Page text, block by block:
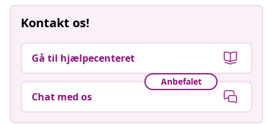
Kontakt os!
Gå til hjælpecenteret
Anbefalet
Chat med os